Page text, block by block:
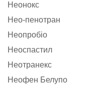
Неонокс
Нео-пенотран
Неопробіо
Неоспастил
Неотранекс
Неофен Белупо